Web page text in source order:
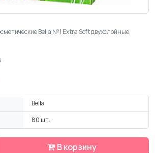
Bella №1 Extra Soft двухслойные,
Bella
80 шт.
В корзину